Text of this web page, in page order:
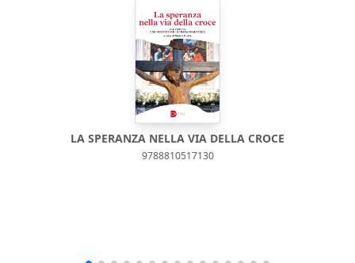
LA SPERANZA NELLA VIA DELLA CROCE
9788810517130